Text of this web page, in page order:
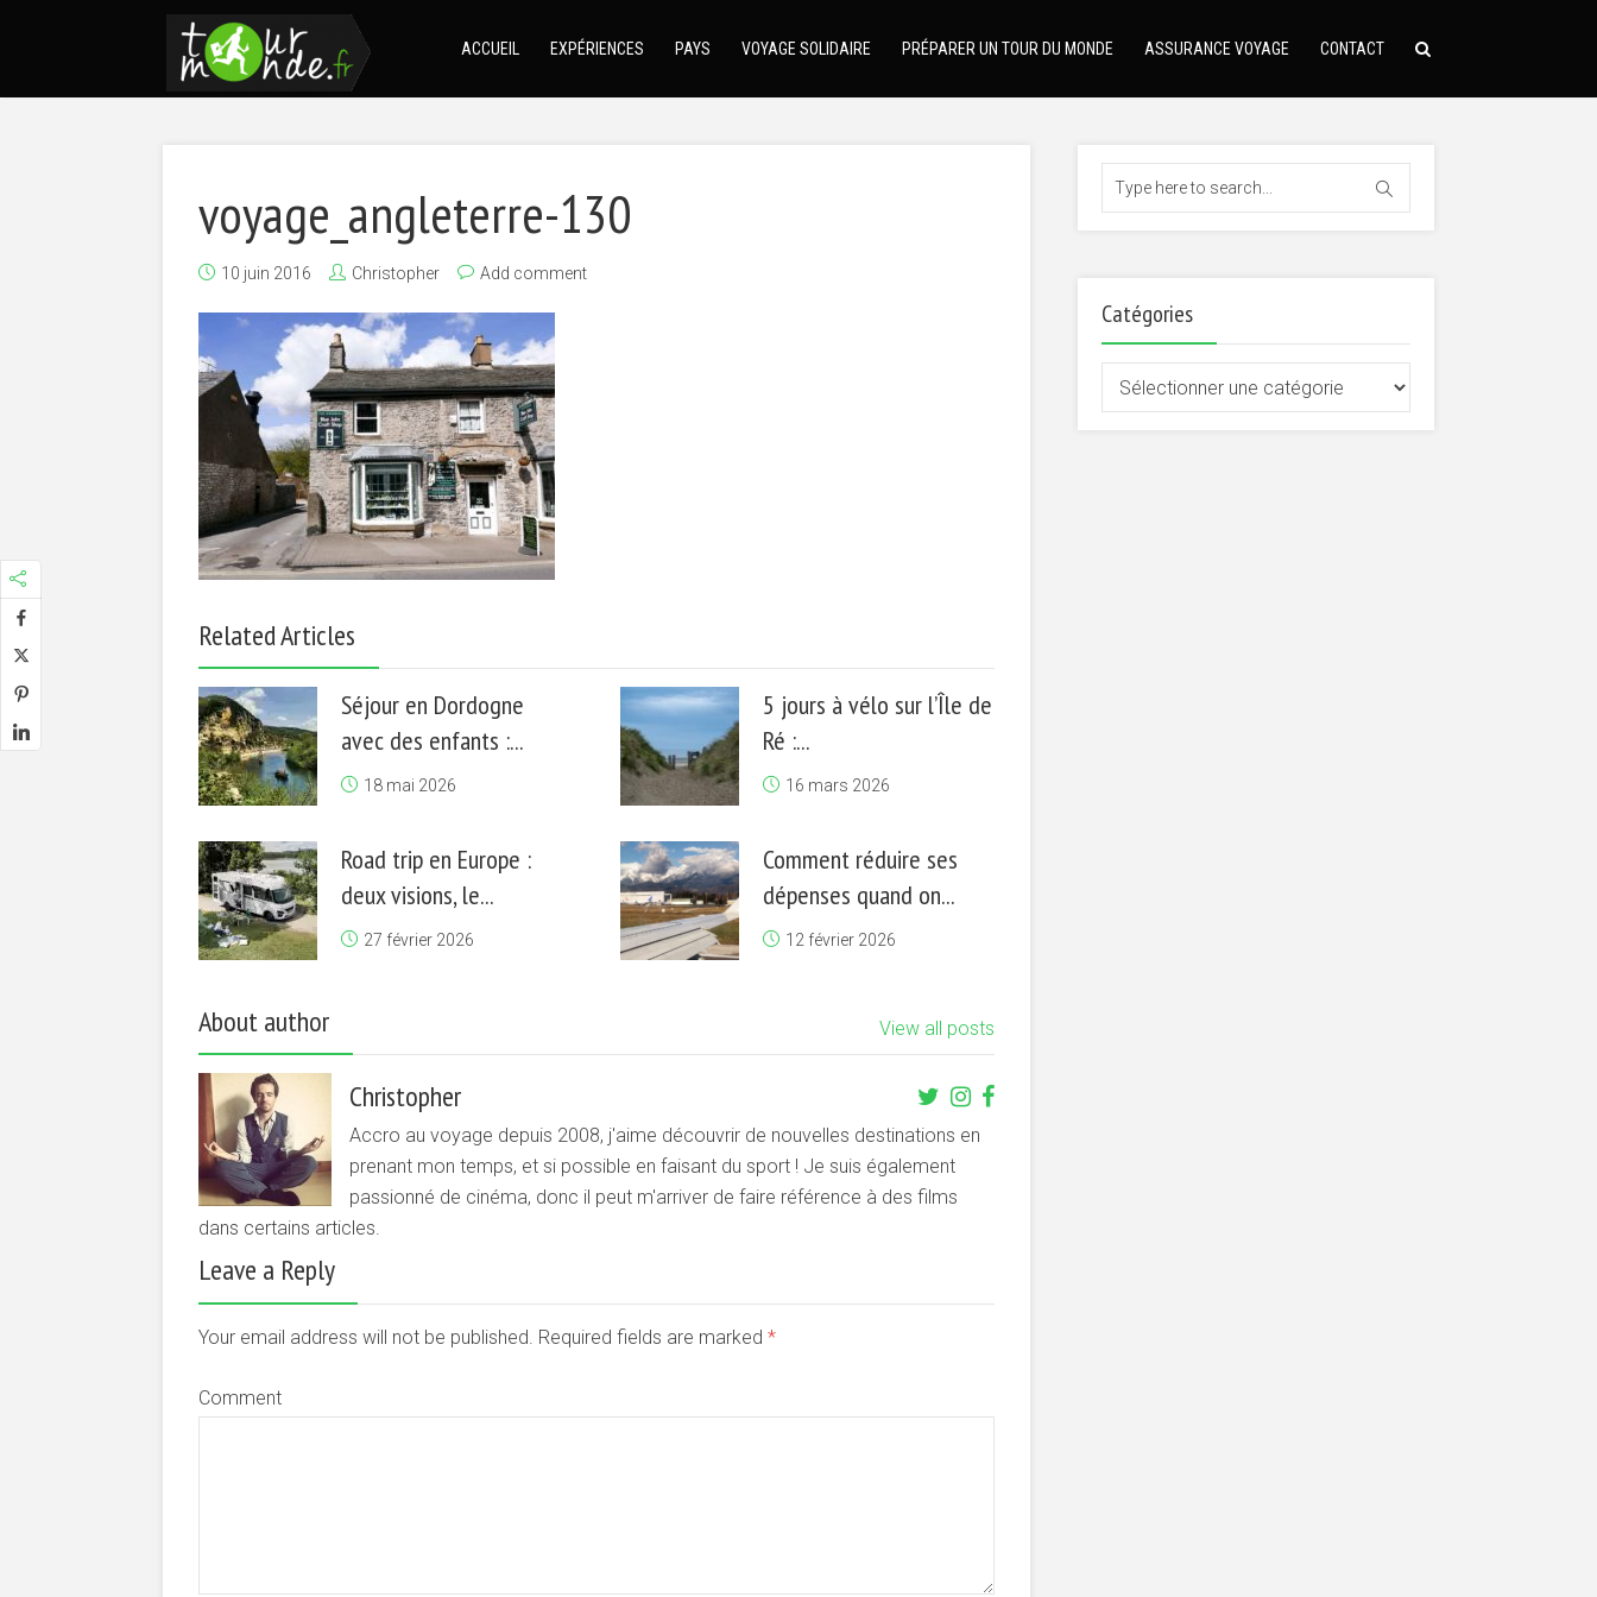
ACCUEIL EXPÉRIENCES PAYS VOYAGE SOLIDAIRE PRÉPARER UN TOUR DU MONDE ASSURANCE VOYAGE CONTACT
voyage_angleterre-130
10 juin 2016 Christopher Add comment
Related Articles
Séjour en Dordogne
avec des enfants :...
18 mai 2026
5 jours à vélo sur l’Île de
Ré :...
16 mars 2026
Road trip en Europe :
deux visions, le...
27 février 2026
Comment réduire ses
dépenses quand on...
12 février 2026
About author View all posts
Christopher
Accro au voyage depuis 2008, j'aime découvrir de nouvelles destinations en
prenant mon temps, et si possible en faisant du sport ! Je suis également
passionné de cinéma, donc il peut m'arriver de faire référence à des films
dans certains articles.
Leave a Reply
Your email address will not be published. Required fields are marked *
Comment
Catégories